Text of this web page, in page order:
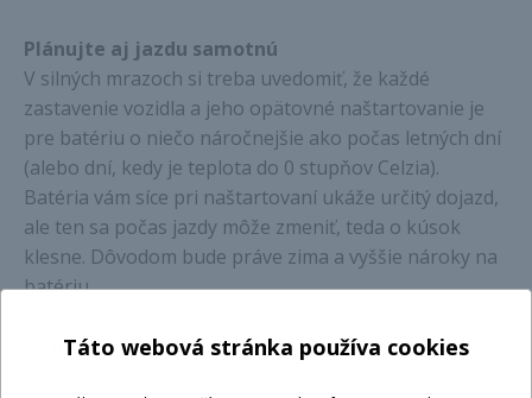
Plánujte aj jazdu samotnú
V silných mrazoch si treba uvedomiť, že každé
zastavenie vozidla a jeho opätovné naštartovanie je
pre batériu o niečo náročnejšie ako počas letných dní
(alebo dní, kedy je teplota do 0 stupňov Celzia).
Batéria vám síce pri naštartovaní ukáže určitý dojazd,
ale ten sa počas jazdy môže zmeniť, teda o kúsok
klesne. Dôvodom bude práve zima a vyššie nároky na
batériu.
Ak počas jazdy robíte prestávky alebo zastávky, treba
Táto webová stránka používa cookies